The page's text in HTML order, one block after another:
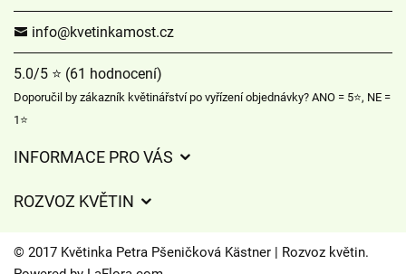
info@kvetinkamost.cz
5.0/5 ⭐ (61 hodnocení)
Doporučil by zákazník květinářství po vyřízení objednávky? ANO = 5⭐, NE =
1⭐
INFORMACE PRO VÁS
Často kladené dotazy
ROZVOZ KVĚTIN
Kam doručujeme květiny
© 2017 Květinka Petra Pšeničková Kästner | Rozvoz květin.